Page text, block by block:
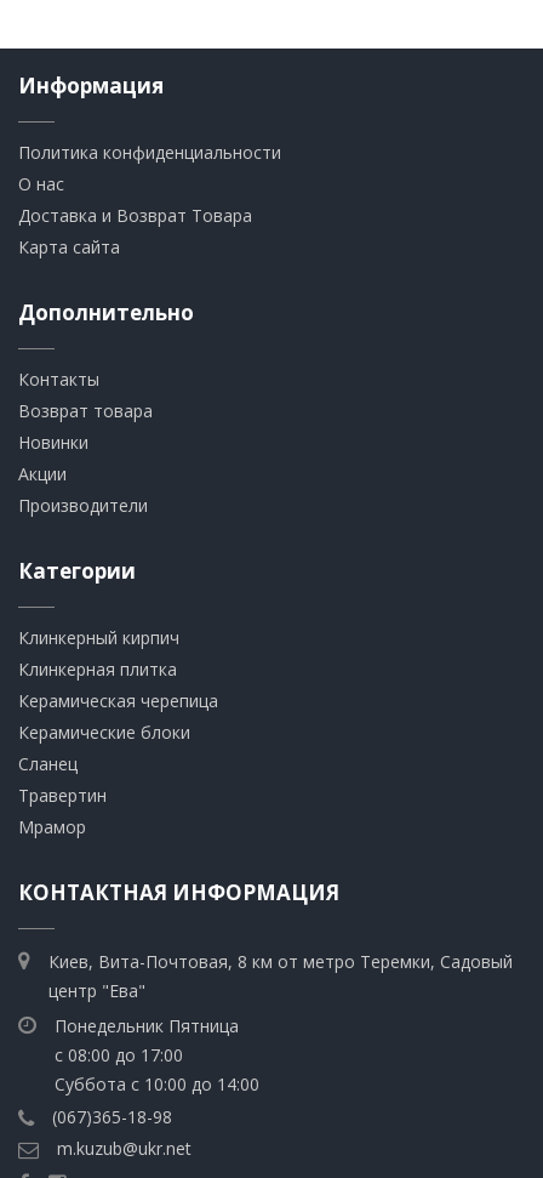
Информация
Политика конфиденциальности
О нас
Доставка и Возврат Товара
Карта сайта
Дополнительно
Контакты
Возврат товара
Новинки
Акции
Производители
Категории
Клинкерный кирпич​
​Клинкерная плитка
​Керамическая черепица
​Керамические блоки
​Сланец
Травертин​
​Мрамор
КОНТАКТНАЯ ИНФОРМАЦИЯ
Киев, Вита-Почтовая, 8 км от метро Теремки, Садовый
центр "Ева"
Понедельник Пятница
с 08:00 до 17:00
Суббота с 10:00 до 14:00
(067)365-18-98
m.kuzub@ukr.net